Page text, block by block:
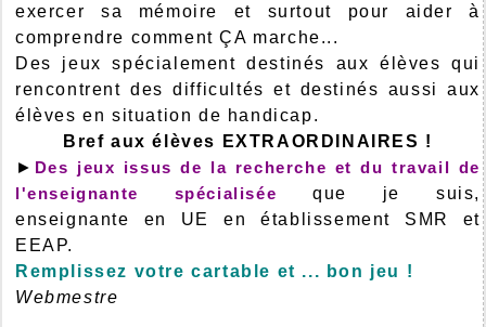
exercer sa mémoire et surtout pour aider à
comprendre comment ÇA marche...
Des jeux spécialement destinés aux élèves qui
rencontrent des difficultés et destinés aussi aux
élèves en situation de handicap.
Bref aux élèves EXTRAORDINAIRES !
► Des jeux issus de la recherche et du travail de
l'enseignante spécialisée que je suis,
enseignante en UE en établissement SMR et
EEAP.
Remplissez votre cartable et ... bon jeu !
Webmestre